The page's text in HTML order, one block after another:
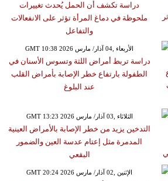
دراسة تكشف أن الحمل يُحدث تغييرات
ملحوظة في دماغ المرأة تؤثر على الانفعالات
والتفاعل
GMT 10:38 2026 الأربعاء ,04 آذار/ مارس
دراسة تربط أمراض اللثة وتسوس الأسنان في
الطفولة بارتفاع خطر الإصابة بأمراض القلب
عند البلوغ
GMT 13:23 2026 الثلاثاء ,03 آذار/ مارس
التدخين يزيد من خطر الإصابة بالأمراض العينية
المدمرة مثل إعتام عدسة العين والضمور
البقعي
GMT 20:24 2026 الإثنين ,02 آذار/ مارس